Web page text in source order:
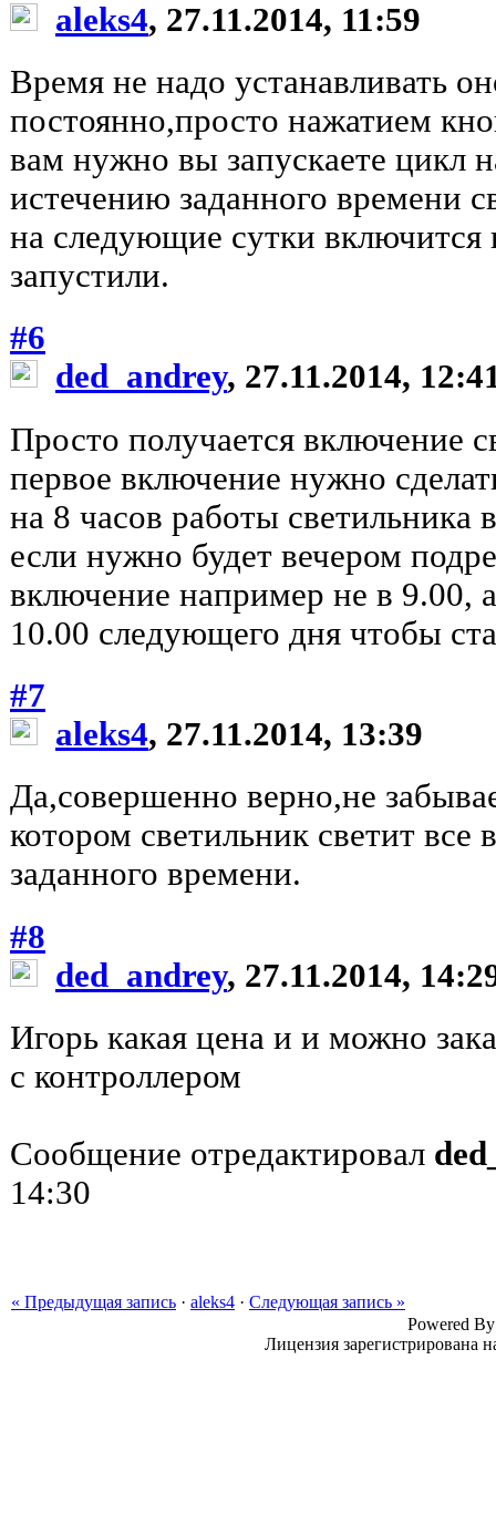
aleks4, 27.11.2014, 11:59
Время не надо устанавливать
постоянно,просто нажатием
вам нужно вы запускаете цикл
истечению заданного времени
на следующие сутки включится
запустили.
#6
ded_andrey, 27.11.2014,
Просто получается включение
первое включение нужно
на 8 часов работы светильника
если нужно будет вечером
включение например не в 9.00,
10.00 следующего дня чтобы
#7
aleks4, 27.11.2014, 13:39
Да,совершенно верно,не
котором светильник светит все
заданного времени.
#8
ded_andrey, 27.11.2014,
Игорь какая цена и и можно
с контроллером
Сообщение отредактировал
14:30
« Предыдущая запись · aleks4 · Следующая запись »
Powered
Лицензия зарегистрирована